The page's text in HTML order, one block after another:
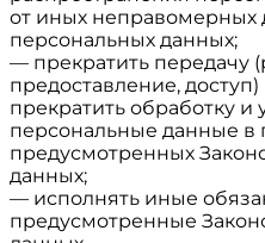
от иных неправомерных
персональных данных;
— прекратить передачу
предоставление,
прекратить обработку и
персональные данные в
предусмотренных
данных;
— исполнять иные
предусмотренные